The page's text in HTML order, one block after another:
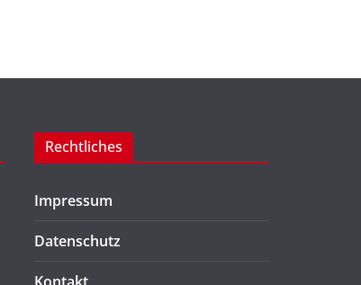
Rechtliches
Impressum
Datenschutz